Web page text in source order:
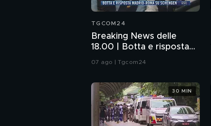
TGCOM24
Breaking News delle
18.00 | Botta e risposta
Madrid-Roma su
07 ago | Tgcom24
30 MIN